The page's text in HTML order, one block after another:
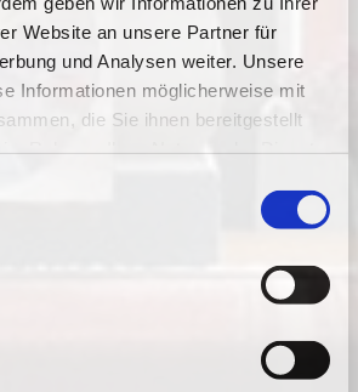
Website an unsere Partner für
und Analysen weiter. Unsere
Informationen möglicherweise mit
die Sie ihnen bereitgestellt
Sie auch